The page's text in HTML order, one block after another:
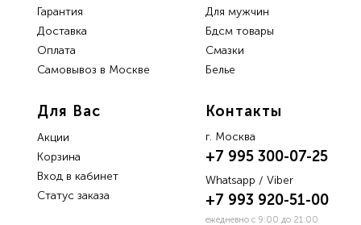
Для мужчин
Бдсм товары
Смазки
Белье
Гарантия
Доставка
Oплата
Самовывоз в Москве
Для Вас
Акции
Корзина
Вход в кабинет
Статус заказа
Контакты
г. Москва
+7 995 300-07-25
+7 993 920-51-00
Whatsapp / Viber
ежедневно с 9:00 до 21:00